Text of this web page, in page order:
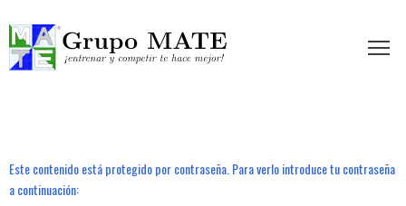
te hace mejor!
Este contenido está protegido por contraseña. Para verlo introduce tu contraseña
a continuación: